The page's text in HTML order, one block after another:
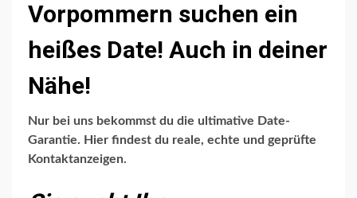
Vorpommern suchen ein
heißes Date! Auch in deiner
Nähe!
Nur bei uns bekommst du die ultimative Date-
Garantie. Hier findest du reale, echte und geprüfte
Kontaktanzeigen.